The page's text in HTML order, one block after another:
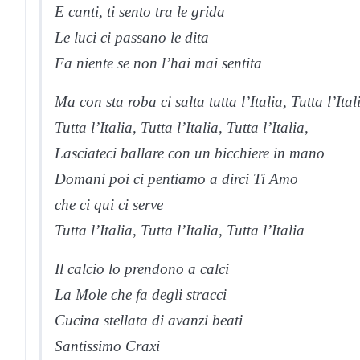
E canti, ti sento tra le grida
Le luci ci passano le dita
Fa niente se non l’hai mai sentita
Ma con sta roba ci salta tutta l’Italia, Tutta
Tutta l’Italia, Tutta l’Italia, Tutta l’Italia,
Lasciateci ballare con un bicchiere in mano
Domani poi ci pentiamo a dirci Ti Amo
che ci qui ci serve
Tutta l’Italia, Tutta l’Italia, Tutta l’Italia
Il calcio lo prendono a calci
La Mole che fa degli stracci
Cucina stellata di avanzi beati
Santissimo Craxi